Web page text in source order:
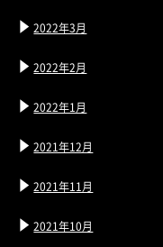
2022年3月
2022年2月
2022年1月
2021年12月
2021年11月
2021年10月